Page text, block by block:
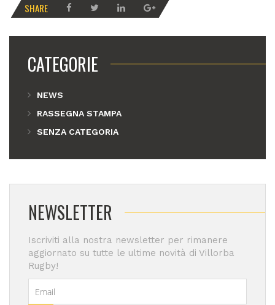
SHARE
CATEGORIE
NEWS
RASSEGNA STAMPA
SENZA CATEGORIA
NEWSLETTER
Iscriviti alla nostra newsletter per rimanere
aggiornato su tutte le ultime novità di Villorba
Rugby!